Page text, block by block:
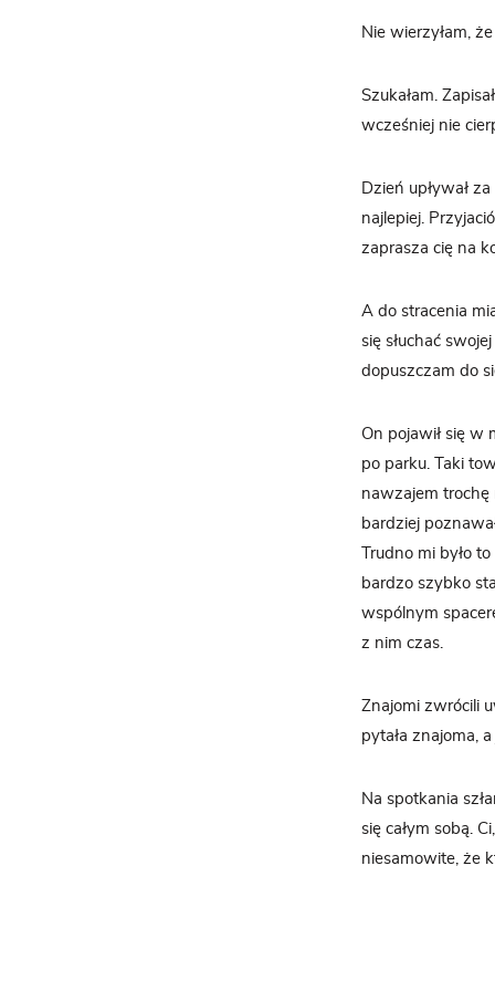
Nie wierzyłam,
Szukałam.
wcześniej nie
Dzień upływał
najlepiej.
zaprasza cię na
A do stracenia
się słuchać
dopuszczam do
On pojawił się w
po parku. Taki
nawzajem trochę
bardziej
Trudno mi było
bardzo szybko
wspólnym
z nim czas.
Znajomi zwrócili
pytała znajoma,
Na spotkania
się całym sobą.
niesamowite, że